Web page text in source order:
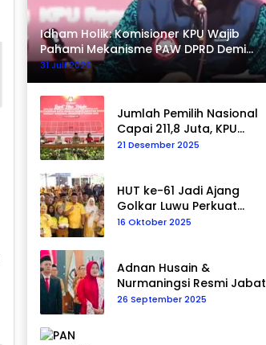
Idham Holik: Komisioner KPU Wajib
Pahami Mekanisme PAW DPRD Demi
Kepastian Hukum
31 Juli 2026
Jumlah Pemilih Nasional
Capai 211,8 Juta, KPU
Tegaskan Komitmen
21 Desember 2025
HUT ke-61 Jadi Ajang
Golkar Luwu Perkuat
Kepedulian Sosial
16 Oktober 2025
Adnan Husain &
Nurmaningsi Resmi Jabat
Komisioner KPU Palopo
26 September 2025